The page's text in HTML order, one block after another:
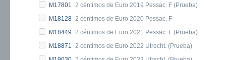
M17801
2 céntimos de Euro 2019 Pessac. F (Prueba)
M18128 2 céntimos de Euro 2020 Pessac. F
M18449
2 céntimos de Euro 2021 Pessac. F (Prueba)
M18871
2 céntimos de Euro 2022 Utrecht. (Prueba)